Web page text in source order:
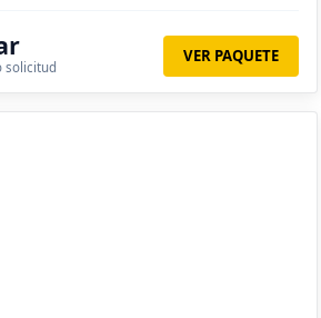
Taxco
solicitud
VER PAQUETE